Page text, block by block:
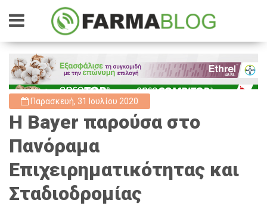
Παρασκευή, 31 Ιουλίου 2020
Η Bayer παρούσα στο
Πανόραμα
Επιχειρηματικότητας και
Σταδιοδρομίας